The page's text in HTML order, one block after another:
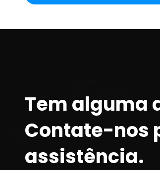
Tem alguma
Contate-nos
assistência.